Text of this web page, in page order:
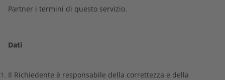
Partner i termini di questo servizio.
Dati
Il Richiedente è responsabile della correttezza e della